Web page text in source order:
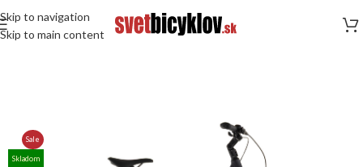
Skip to navigation
Skip to main content
Sale
Skladom